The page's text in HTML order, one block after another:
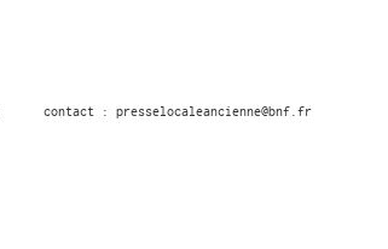
contact : presselocaleancienne@bnf.fr